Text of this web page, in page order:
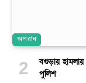
অপরাধ
বগুড়ায়
পুলিশ